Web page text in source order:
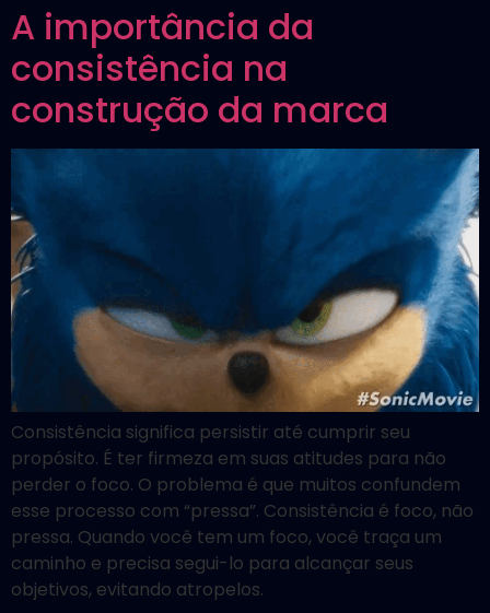
A importância da
consistência na
construção da marca
Consistência significa persistir até cumprir seu
propósito. É ter firmeza em suas atitudes para não
perder o foco. O problema é que muitos confundem
esse processo com “pressa”. Consistência é foco, não
pressa. Quando você tem um foco, você traça um
caminho e precisa segui-lo para alcançar seus
objetivos, evitando atropelos.